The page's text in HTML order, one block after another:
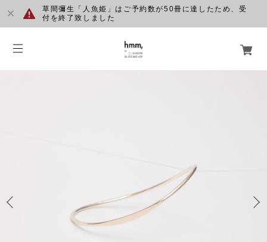
草間彌生「人魚姫」はご予約数が50冊に達したため、受
付を終了致しました